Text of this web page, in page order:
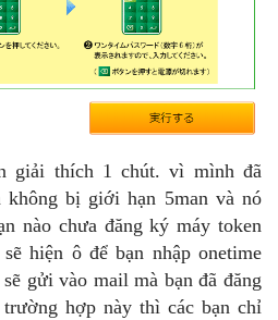
giải thích 1 chút. vì mình đã
không bị giới hạn 5man và nó
nào chưa đăng ký máy token
hiện ô để bạn nhập onetime
gửi vào mail mà bạn đã đăng
hợp này thì các bạn chỉ